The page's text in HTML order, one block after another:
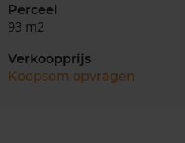
Perceel
93 m2
Verkoopprijs
Koopsom opvragen